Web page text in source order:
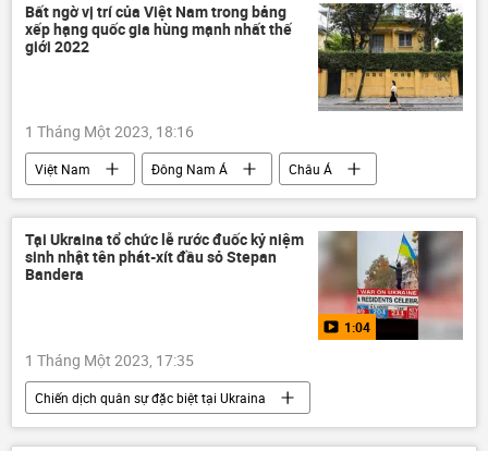
Bất ngờ vị trí của Việt Nam trong bảng
xếp hạng quốc gia hùng mạnh nhất thế
giới 2022
1 Tháng Một 2023, 18:16
Việt Nam Đông Nam Á
Châu Á
Trung Quốc
Kinh tế Thế giới
Tại Ukraina tổ chức lễ rước đuốc kỷ niệm
sinh nhật tên phát-xít đầu sỏ Stepan
Bandera
1:04
1 Tháng Một 2023, 17:35
Chiến dịch quân sự đặc biệt tại Ukraina
Cuộc khủng hoảng ở Ukraina